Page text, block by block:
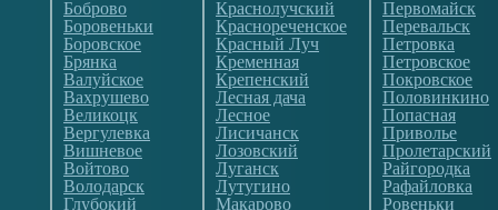
Боброво
Боровеньки
Боровское
Брянка
Валуйское
Вахрушево
Великоцк
Вергулевка
Вишневое
Войтово
Володарск
Глубокий
Краснолучский
Краснореченское
Красный Луч
Кременная
Крепенский
Лесная дача
Лесное
Лисичанск
Лозовский
Луганск
Лутугино
Макарово
Первомайск
Перевальск
Петровка
Петровское
Покровское
Половинкино
Попасная
Приволье
Пролетарский
Райгородка
Рафайловка
Ровеньки